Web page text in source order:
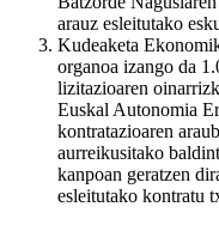
arauz esleitutako
Kudeaketa
organoa izango da
lizitazioaren
Euskal Autonomia
kontratazioaren
aurreikusitako
kanpoan geratzen
esleitutako kontratu